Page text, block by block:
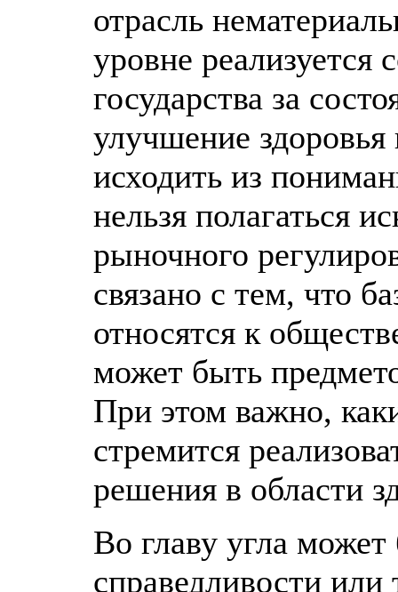
отрасль
уровне реализуется
государства за
улучшение
исходить из
нельзя полагаться
рыночного
связано с тем, что
относятся к
может быть
При этом важно,
стремится
решения в области
Во главу угла
справедливости